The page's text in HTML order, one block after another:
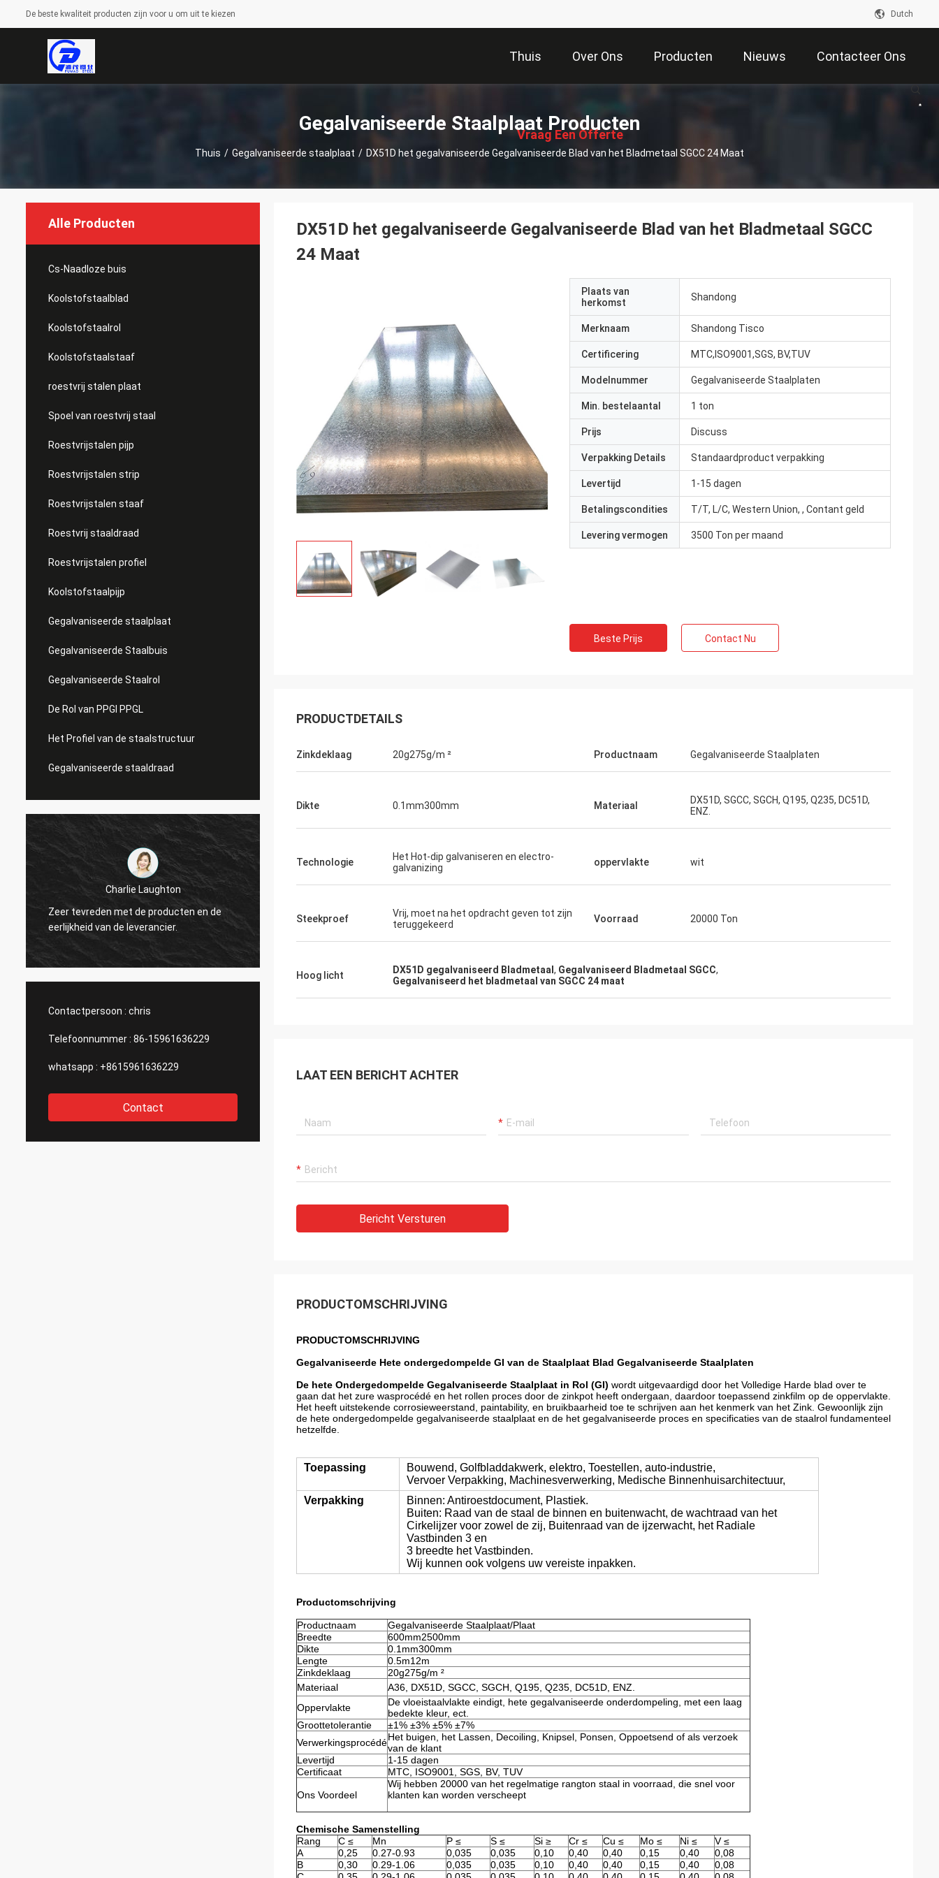
De beste kwaliteit producten zijn voor u om uit te kiezen Dutch
Thuis Over Ons Producten Nieuws Contacteer Ons
述
Vraag Een Offerte
Aan
Gegalvaniseerde Staalplaat Producten
Thuis / Gegalvaniseerde staalplaat / DX51D het gegalvaniseerde Gegalvaniseerde Blad van het Bladmetaal SGCC 24 Maat
Alle Producten
Cs-Naadloze buis
Koolstofstaalblad
Koolstofstaalrol
Koolstofstaalstaaf
roestvrij stalen plaat
Spoel van roestvrij staal
Roestvrijstalen pijp
Roestvrijstalen strip
Roestvrijstalen staaf
Roestvrij staaldraad
Roestvrijstalen profiel
Koolstofstaalpijp
Gegalvaniseerde staalplaat
Gegalvaniseerde Staalbuis
Gegalvaniseerde Staalrol
De Rol van PPGI PPGL
Het Profiel van de staalstructuur
Gegalvaniseerde staaldraad
Charlie Laughton
Zeer tevreden met de producten en de
eerlijkheid van de leverancier.
Hovig Allan
snel keerpunt op een dringende orde. Als
herhalingsklant kende zij onze specifieke
productvereisten zelfs zonder me die
haar en dit bedrijf.
tevredenstellen de goederen tot wat wij
keer orde.
Contactpersoon : chris
Telefoonnummer : 86-15961636229
whatsapp : +8615961636229
Contact
DX51D het gegalvaniseerde Gegalvaniseerde Blad van het Bladmetaal SGCC
24 Maat
Plaats van
herkomst
Shandong
Merknaam Shandong Tisco
Certificering MTC,ISO9001,SGS, BV,TUV
Modelnummer Gegalvaniseerde Staalplaten
Min. bestelaantal 1 ton
Prijs Discuss
Verpakking Details Standaardproduct verpakking
Levertijd 1-15 dagen
Betalingscondities T/T, L/C, Western Union, , Contant geld
Levering vermogen 3500 Ton per maand
Beste Prijs Contact Nu
PRODUCTDETAILS
Zinkdeklaag 20g275g/m ² Productnaam Gegalvaniseerde Staalplaten
Dikte 0.1mm300mm Materiaal
DX51D, SGCC, SGCH, Q195, Q235, DC51D,
ENZ.
Technologie
Het Hot-dip galvaniseren en electro-
galvanizing
oppervlakte wit
Steekproef
Vrij, moet na het opdracht geven tot zijn
teruggekeerd
Voorraad 20000 Ton
Hoog licht DX51D gegalvaniseerd Bladmetaal , Gegalvaniseerd Bladmetaal SGCC,
Gegalvaniseerd het bladmetaal van SGCC 24 maat
LAAT EEN BERICHT ACHTER
Bericht Versturen
PRODUCTOMSCHRIJVING
PRODUCTOMSCHRIJVING
Gegalvaniseerde Hete ondergedompelde GI van de Staalplaat Blad Gegalvaniseerde Staalplaten
De hete Ondergedompelde Gegalvaniseerde Staalplaat in Rol (GI) wordt uitgevaardigd door het Volledige Harde blad over te
gaan dat het zure wasprocédé en het rollen proces door de zinkpot heeft ondergaan, daardoor toepassend zinkfilm op de oppervlakte.
Het heeft uitstekende corrosieweerstand, paintability, en bruikbaarheid toe te schrijven aan het kenmerk van het Zink. Gewoonlijk zijn
de hete ondergedompelde gegalvaniseerde staalplaat en de het gegalvaniseerde proces en specificaties van de staalrol fundamenteel
hetzelfde.
Toepassing
Bouwend, Golfbladdakwerk, elektro, Toestellen, auto-industrie,
Vervoer Verpakking, Machinesverwerking, Medische Binnenhuisarchitectuur,
Verpakking
Binnen: Antiroestdocument, Plastiek.
Buiten: Raad van de staal de binnen en buitenwacht, de wachtraad van het
Cirkelijzer voor zowel de zij, Buitenraad van de ijzerwacht, het Radiale
Vastbinden 3 en
3 breedte het Vastbinden.
Wij kunnen ook volgens uw vereiste inpakken.
Productomschrijving
Productnaam
Gegalvaniseerde Staalplaat/Plaat
Breedte
600mm2500mm
Dikte
0.1mm300mm
Lengte
0.5m12m
Zinkdeklaag
20g275g/m ²
Materiaal
A36, DX51D, SGCC, SGCH, Q195, Q235, DC51D, ENZ.
Oppervlakte
De vloeistaalvlakte eindigt, hete gegalvaniseerde onderdompeling, met een laag
bedekte kleur, ect.
Groottetolerantie
±1% ±3% ±5% ±7%
VerwerkingsprocédéHet buigen, het Lassen, Decoiling, Knipsel, Ponsen, Oppoetsend of als verzoek
van de klant
Levertijd
1-15 dagen
Certificaat
MTC, ISO9001, SGS, BV, TUV
Ons Voordeel
Wij hebben 20000 van het regelmatige rangton staal in voorraad, die snel voor
klanten kan worden verscheept
Chemische Samenstelling
Rang
C ≤ Mn P ≤ S ≤ Si ≥ Cr ≤ Cu ≤ Mo ≤ Ni ≤ V≤
A
0,25 0.27-0.93 0,035 0,035 0,10 0,40 0,40 0,15 0,40
0,08
B
0,30 0.29-1.06 0,035 0,035 0,10 0,40 0,40 0,15 0,40
0,08